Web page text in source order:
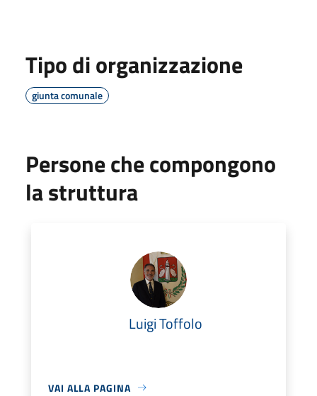
Tipo di organizzazione
giunta comunale
Persone che compongono
la struttura
Luigi Toffolo
VAI ALLA PAGINA